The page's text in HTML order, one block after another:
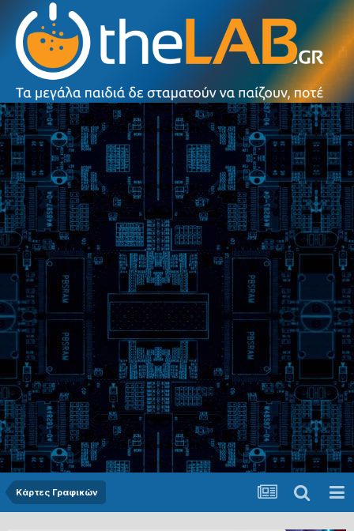
Κάρτες Γραφικών